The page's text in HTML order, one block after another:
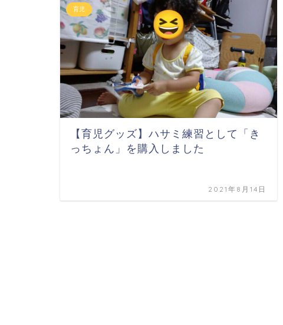
育児
【育児グッズ】ハサミ練習として「き
っちょん」を購入しました
2021年8月14日